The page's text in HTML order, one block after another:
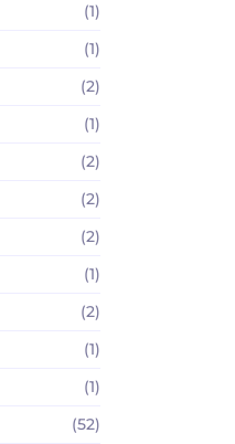
(1)
(1)
(2)
(1)
(2)
(2)
(2)
(1)
(2)
(1)
(1)
(52)